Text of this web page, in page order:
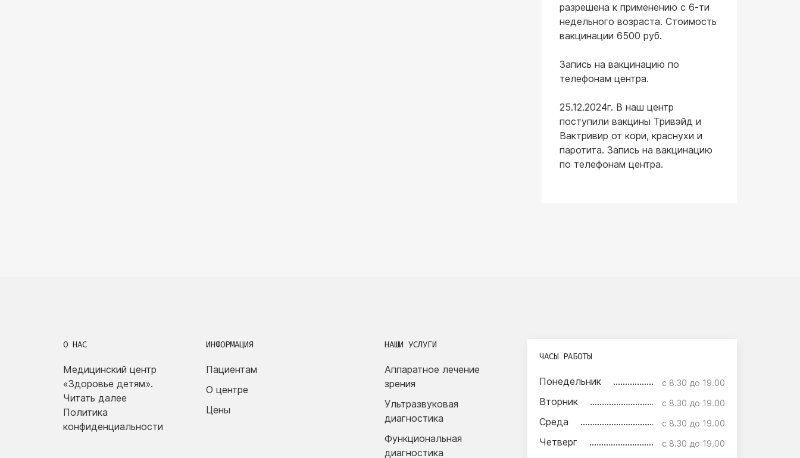
разрешена к применению с 6-ти
недельного возраста. Стоимость
вакцинации 6500 руб.
Запись на вакцинацию по
телефонам центра.
25.12.2024г. В наш центр
поступили вакцины Тривэйд и
Вактривир от кори, краснухи и
паротита. Запись на вакцинацию
по телефонам центра.
О НАС
Медицинский центр
«Здоровье детям».
Читать далее
Политика
конфиденциальности
ИНФОРМАЦИЯ
Пациентам
О центре
Цены
НАШИ УСЛУГИ
Аппаратное лечение
зрения
Ультразвуковая
диагностика
Функциональная
диагностика
ЧАСЫ РАБОТЫ
Понедельник с 8.30 до 19.00
Вторник с 8.30 до 19.00
Среда с 8.30 до 19.00
Четверг с 8.30 до 19.00